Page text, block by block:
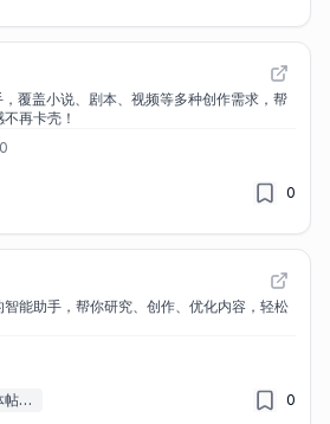
覆盖小说、剧本、视频等多种创作需求，帮
再卡壳！
0
能助手，帮你研究、创作、优化内容，轻松
AI社交媒体帖子生成器 0